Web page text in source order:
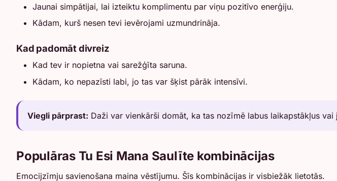
Jaunai simpātijai, lai izteiktu komplimentu par viņu pozitīvo enerģiju.
Kādam, kurš nesen tevi ievērojami uzmundrināja.
Kad padomāt divreiz
Kad tev ir nopietna vai sarežģīta saruna.
Kādam, ko nepazīsti labi, jo tas var šķist pārāk intensīvi.
Viegli pārprast: Daži var vienkārši domāt, ka tas nozīmē labus laikapstākļus
Populāras Tu Esi Mana Saulīte kombinācijas
Emocijzīmju savienošana maina vēstījumu. Šīs kombinācijas ir visbiežāk lietotās.